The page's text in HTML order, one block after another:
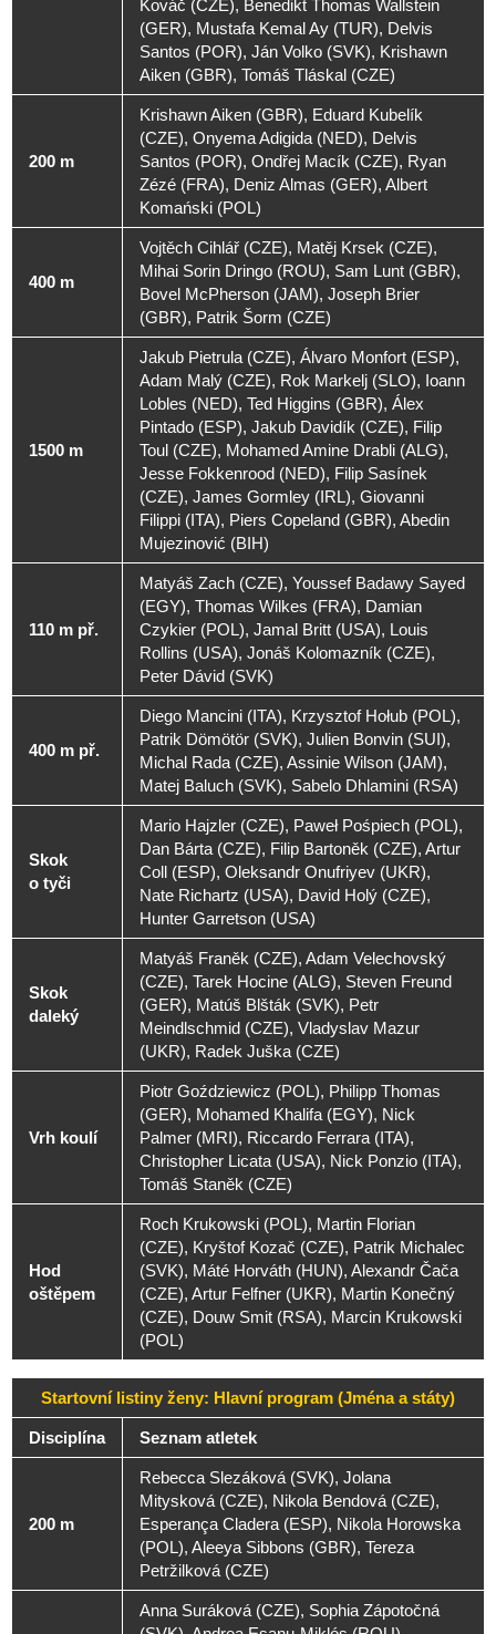
Kováč (CZE), Benedikt Thomas Wallstein
(GER), Mustafa Kemal Ay (TUR), Delvis
Santos (POR), Ján Volko (SVK), Krishawn
Aiken (GBR), Tomáš Tláskal (CZE)
200 m
Krishawn Aiken (GBR), Eduard Kubelík
(CZE), Onyema Adigida (NED), Delvis
Santos (POR), Ondřej Macík (CZE), Ryan
Zézé (FRA), Deniz Almas (GER), Albert
Komański (POL)
400 m
Vojtěch Cihlář (CZE), Matěj Krsek (CZE),
Mihai Sorin Dringo (ROU), Sam Lunt (GBR),
Bovel McPherson (JAM), Joseph Brier
(GBR), Patrik Šorm (CZE)
1500 m
Jakub Pietrula (CZE), Álvaro Monfort (ESP),
Adam Malý (CZE), Rok Markelj (SLO), Ioann
Lobles (NED), Ted Higgins (GBR), Álex
Pintado (ESP), Jakub Davidík (CZE), Filip
Toul (CZE), Mohamed Amine Drabli (ALG),
Jesse Fokkenrood (NED), Filip Sasínek
(CZE), James Gormley (IRL), Giovanni
Filippi (ITA), Piers Copeland (GBR), Abedin
Mujezinović (BIH)
110 m př.
Matyáš Zach (CZE), Youssef Badawy Sayed
(EGY), Thomas Wilkes (FRA), Damian
Czykier (POL), Jamal Britt (USA), Louis
Rollins (USA), Jonáš Kolomazník (CZE),
Peter Dávid (SVK)
400 m př.
Diego Mancini (ITA), Krzysztof Hołub (POL),
Patrik Dömötör (SVK), Julien Bonvin (SUI),
Michal Rada (CZE), Assinie Wilson (JAM),
Matej Baluch (SVK), Sabelo Dhlamini (RSA)
Skok
o tyči
Mario Hajzler (CZE), Paweł Pośpiech (POL),
Dan Bárta (CZE), Filip Bartoněk (CZE), Artur
Coll (ESP), Oleksandr Onufriyev (UKR),
Nate Richartz (USA), David Holý (CZE),
Hunter Garretson (USA)
Skok
daleký
Matyáš Franěk (CZE), Adam Velechovský
(CZE), Tarek Hocine (ALG), Steven Freund
(GER), Matúš Blšták (SVK), Petr
Meindlschmid (CZE), Vladyslav Mazur
(UKR), Radek Juška (CZE)
Vrh koulí
Piotr Goździewicz (POL), Philipp Thomas
(GER), Mohamed Khalifa (EGY), Nick
Palmer (MRI), Riccardo Ferrara (ITA),
Christopher Licata (USA), Nick Ponzio (ITA),
Tomáš Staněk (CZE)
Hod
oštěpem
Roch Krukowski (POL), Martin Florian
(CZE), Kryštof Kozač (CZE), Patrik Michalec
(SVK), Máté Horváth (HUN), Alexandr Čača
(CZE), Artur Felfner (UKR), Martin Konečný
(CZE), Douw Smit (RSA), Marcin Krukowski
(POL)
Startovní listiny ženy: Hlavní program (Jména a státy)
Disciplína Seznam atletek
200 m
Rebecca Slezáková (SVK), Jolana
Mitysková (CZE), Nikola Bendová (CZE),
Esperança Cladera (ESP), Nikola Horowska
(POL), Aleeya Sibbons (GBR), Tereza
Petržilková (CZE)
Anna Suráková (CZE), Sophia Zápotočná